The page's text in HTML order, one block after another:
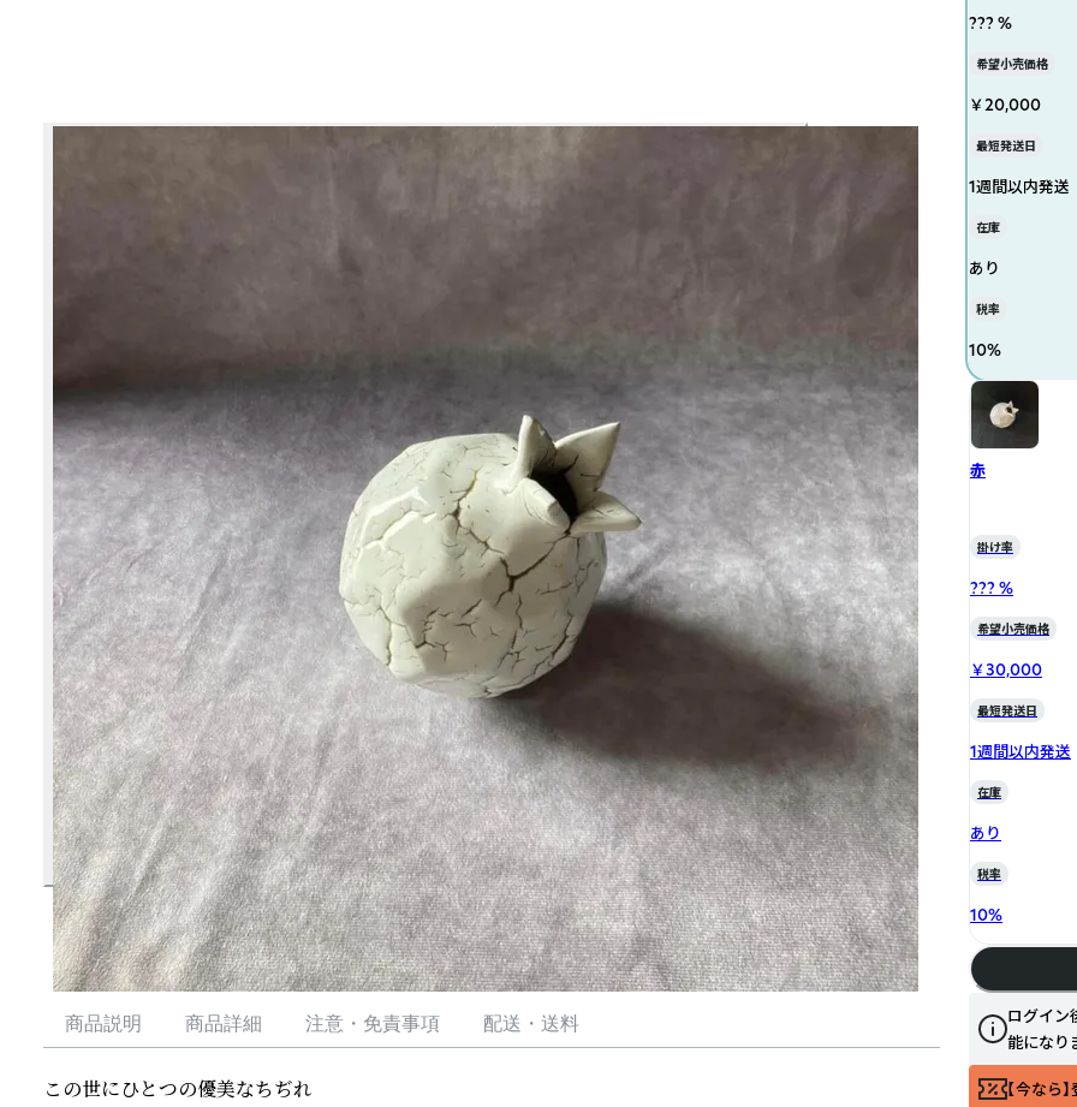
商品説明 商品詳細 注意・免責事項 配送・送料
この世にひとつの優美なちぢれ
??? %
希望小売価格
￥20,000
最短発送日
1週間以内発送
在庫
あり
税率
10%
赤
掛け率
??? %
希望小売価格
￥30,000
最短発送日
1週間以内発送
在庫
あり
税率
10%
ログイン
能になり
【今なら